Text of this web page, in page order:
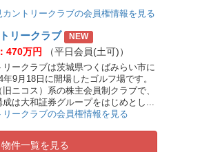
カントリークラブの会員権情報を見る
リークラブ NEW
470万円 （平日会員(土可)）
リークラブは茨城県つくばみらい市に
年9月18日に開場したゴルフ場です。
旧ニコス）系の株主会員制クラブで、
成は大和証券グループをはじめとし...
リークラブの会員権情報を見る
件一覧を見る